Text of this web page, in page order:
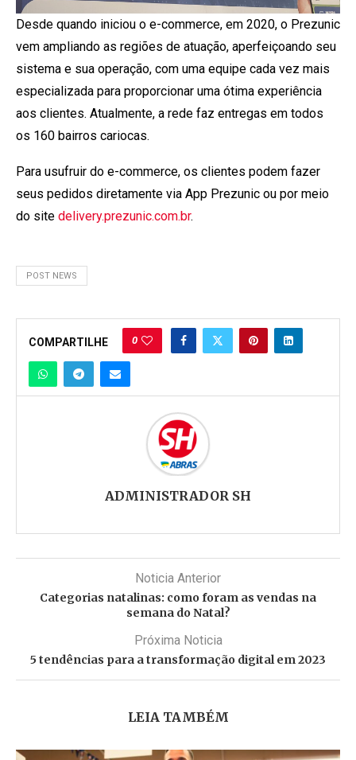
Desde quando iniciou o e-commerce, em 2020, o Prezunic
vem ampliando as regiões de atuação, aperfeiçoando seu
sistema e sua operação, com uma equipe cada vez mais
especializada para proporcionar uma ótima experiência
aos clientes. Atualmente, a rede faz entregas em todos
os 160 bairros cariocas.
Para usufruir do e-commerce, os clientes podem fazer
seus pedidos diretamente via App Prezunic ou por meio
do site delivery.prezunic.com.br.
POST NEWS
COMPARTILHE 0
ADMINISTRADOR SH
Noticia Anterior
Categorias natalinas: como foram as vendas na
semana do Natal?
Próxima Noticia
5 tendências para a transformação digital em 2023
LEIA TAMBÉM